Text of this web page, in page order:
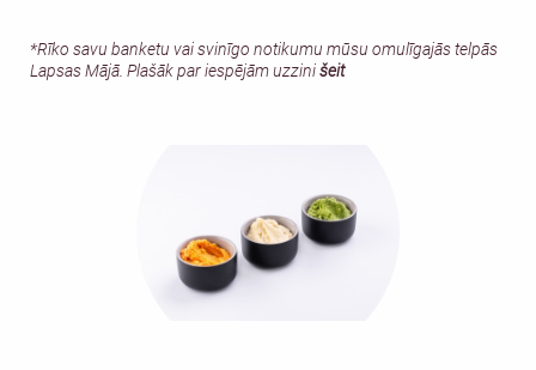
*Rīko savu banketu vai svinīgo notikumu mūsu omulīgajās telpās
Lapsas Mājā. Plašāk par iespējām uzzinišeit